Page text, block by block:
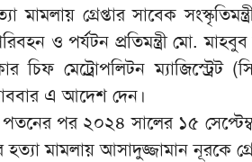
গ্রেপ্তার সাবেক
ও পর্যটন প্রতিমন্ত্রী মো.
চিফ মেট্রোপলিটন ম্যাজিস্ট্রেট
এ আদেশ দেন।
পর ২০২৪ সালের ১৫
মামলায় আসাদুজ্জামান নূরকে